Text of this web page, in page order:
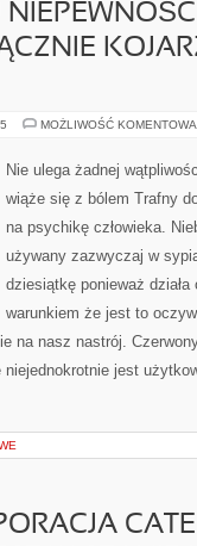
MOŻLIWOŚĆ
Nie ulega żadnej
wiąże się z bólem Trafny
na psychikę człowieka.
używany zazwyczaj w
dziesiątkę ponieważ
warunkiem że jest to
na nasz nastrój.
jest